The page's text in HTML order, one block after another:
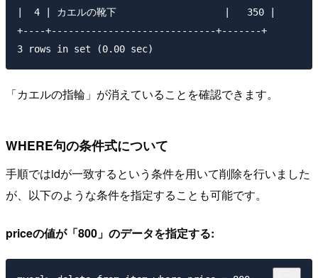
|  4 | カエルの靴下                   |   350 |
+----+-----------------------------+-------+
「カエルの指輪」が消えていることを確認できます。
WHERE句の条件式について
手順ではidが一致するという条件を用いて削除を行いました
が、以下のような条件を指定することも可能です。
priceの値が「800」のデータを指定する: